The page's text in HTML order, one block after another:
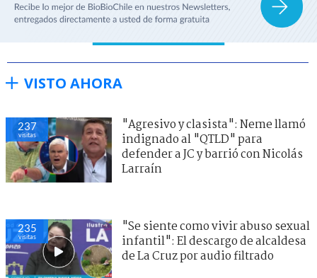
VISTO AHORA
237
visitas
"Agresivo y clasista": Neme llamó
indignado al "QTLD" para
defender a JC y barrió con Nicolás
Larraín
235
visitas
"Se siente como vivir abuso sexual
infantil": El descargo de alcaldesa
de La Cruz por audio filtrado